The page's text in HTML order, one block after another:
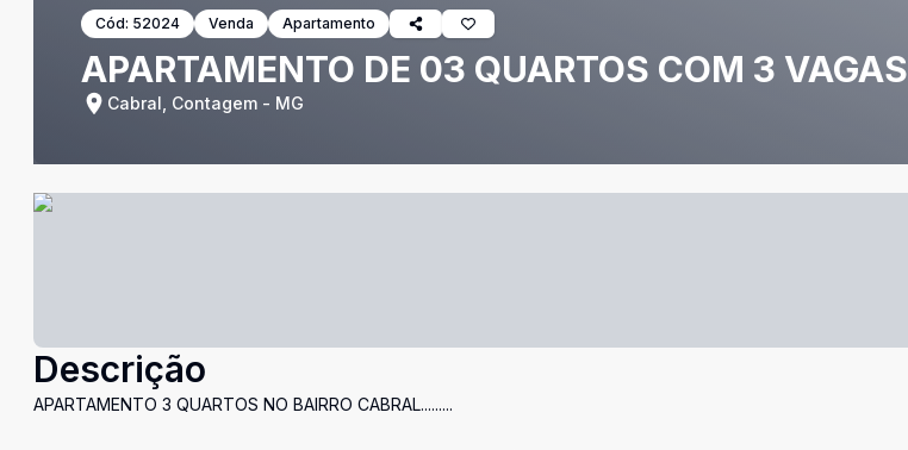
Cód: 52024 Venda Apartamento
APARTAMENTO DE 03 QUARTOS COM 3 VAGAS
Cabral, Contagem - MG
Descrição
APARTAMENTO 3 QUARTOS NO BAIRRO CABRAL.........